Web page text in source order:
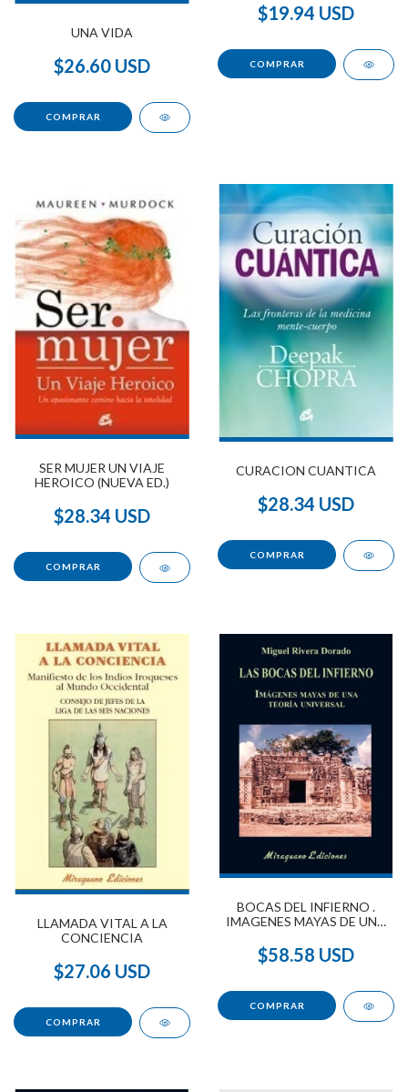
UNA VIDA
$26.60 USD
$19.94 USD
SER MUJER UN VIAJE
HEROICO (NUEVA ED.)
$28.34 USD
CURACION CUANTICA
$28.34 USD
LLAMADA VITAL A LA
CONCIENCIA
$27.06 USD
BOCAS DEL INFIERNO .
IMAGENES MAYAS DE UNA
$58.58 USD